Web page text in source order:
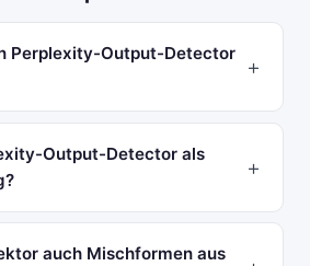
Perplexity-Output-Detector
Output-Detector als
auch Mischformen aus